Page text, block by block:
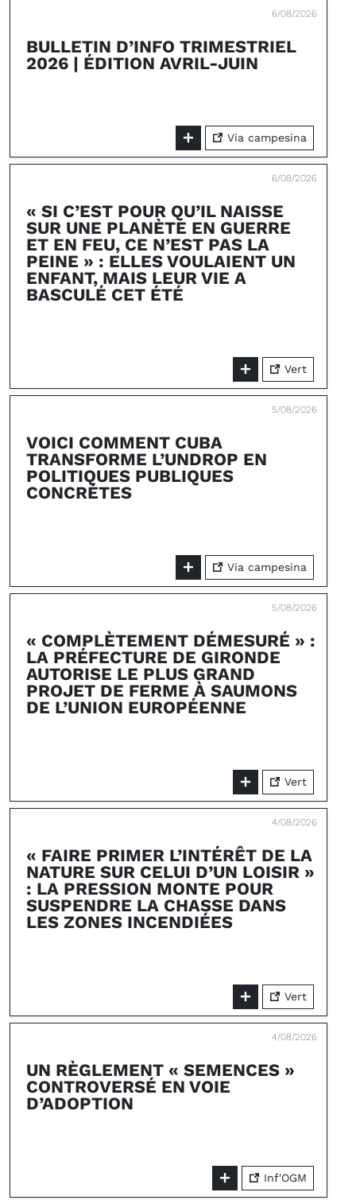
6/08/2026
BULLETIN D’INFO TRIMESTRIEL
2026 | ÉDITION AVRIL-JUIN
Via campesina
6/08/2026
« SI C’EST POUR QU’IL NAISSE
SUR UNE PLANÈTE EN GUERRE
ET EN FEU, CE N’EST PAS LA
PEINE » : ELLES VOULAIENT UN
ENFANT, MAIS LEUR VIE A
BASCULÉ CET ÉTÉ
Vert
5/08/2026
VOICI COMMENT CUBA
TRANSFORME L’UNDROP EN
POLITIQUES PUBLIQUES
CONCRÈTES
Via campesina
5/08/2026
« COMPLÈTEMENT DÉMESURÉ » :
LA PRÉFECTURE DE GIRONDE
AUTORISE LE PLUS GRAND
PROJET DE FERME À SAUMONS
DE L’UNION EUROPÉENNE
Vert
4/08/2026
« FAIRE PRIMER L’INTÉRÊT DE LA
NATURE SUR CELUI D’UN LOISIR »
: LA PRESSION MONTE POUR
SUSPENDRE LA CHASSE DANS
LES ZONES INCENDIÉES
Vert
4/08/2026
UN RÈGLEMENT « SEMENCES »
CONTROVERSÉ EN VOIE
D’ADOPTION
Inf'OGM